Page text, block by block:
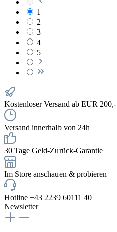
1
2
3
4
5
Kostenloser Versand ab EUR 200,-
Versand innerhalb von 24h
30 Tage Geld-Zurück-Garantie
Im Store anschauen & probieren
Hotline +43 2239 60111 40
Newsletter